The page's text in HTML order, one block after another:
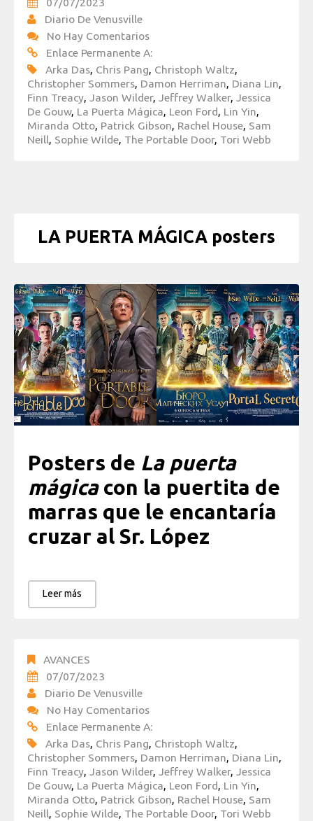
Diario De Venusville
No Hay Comentarios
Enlace Permanente A:
Arka Das, Chris Pang, Christoph Waltz,
Christopher Sommers, Damon Herriman, Diana Lin,
Finn Treacy, Jason Wilder, Jeffrey Walker, Jessica
De Gouw, La Puerta Mágica, Leon Ford, Lin Yin,
Miranda Otto, Patrick Gibson, Rachel House, Sam
Neill, Sophie Wilde, The Portable Door, Tori Webb
LA PUERTA MÁGICA posters
Posters de La puerta
mágicacon la puertita de
marras que le encantaría
cruzar al Sr. López
Leer más
AVANCES
07/07/2023
Diario De Venusville
No Hay Comentarios
Enlace Permanente A:
Arka Das, Chris Pang, Christoph Waltz,
Christopher Sommers, Damon Herriman, Diana Lin,
Finn Treacy, Jason Wilder, Jeffrey Walker, Jessica
De Gouw, La Puerta Mágica, Leon Ford, Lin Yin,
Miranda Otto, Patrick Gibson, Rachel House, Sam
Neill, Sophie Wilde, The Portable Door, Tori Webb